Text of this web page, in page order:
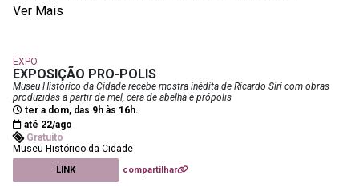
Nara Roesler | Rio
transgressão, liberdade e experimentação. Reunindo obras
sobre arte, identidade e a potência do imaginário coletivo.
Solar dos Abacaxis- Rua do Senado, 48 (Mercado Central)
Ver Mais
EXPO
EXPOSIÇÃO PRO-POLIS
Museu Histórico da Cidade recebe mostra inédita de Ricardo Siri com obras
produzidas a partir de mel, cera de abelha e própolis
ter a dom, das 9h às 16h.
até 22/ago
Gratuito
Museu Histórico da Cidade
LINK compartilhar